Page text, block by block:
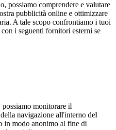
possiamo comprendere e valutare
pubblicità online e ottimizzare
A tale scopo confrontiamo i tuoi
i seguenti fornitori esterni se
monitorare il
navigazione all'interno del
in modo anonimo al fine di